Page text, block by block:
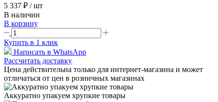
5 337 ₽ / шт
В наличии
В корзину
Купить в 1 клик
Написать в WhatsApp
Рассчитать доставку
Цена действительна только для интернет-магазина и может
отличаться от цен в розничных магазинах
Аккуратно упакуем хрупкие товары